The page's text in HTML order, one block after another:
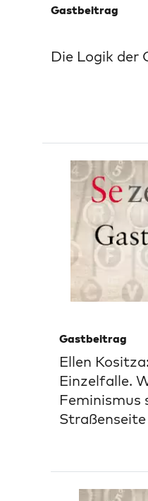
Gastbeitrag
Die Logik der
Gastbeitrag
Ellen
Einzelfalle.
Feminismus